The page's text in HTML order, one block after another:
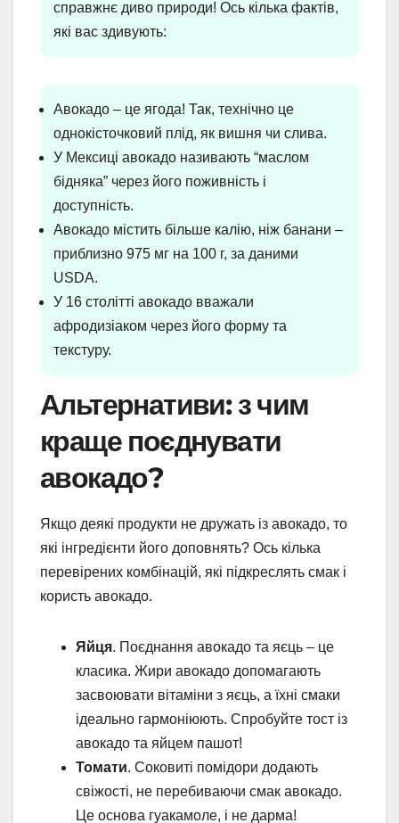
справжнє диво природи! Ось кілька фактів,
які вас здивують:
Авокадо – це ягода! Так, технічно це
однокісточковий плід, як вишня чи слива.
У Мексиці авокадо називають “маслом
бідняка” через його поживність і
доступність.
Авокадо містить більше калію, ніж банани –
приблизно 975 мг на 100 г, за даними
USDA.
У 16 столітті авокадо вважали
афродизіаком через його форму та
текстуру.
Альтернативи: з чим
краще поєднувати
авокадо?
Якщо деякі продукти не дружать із авокадо, то
які інгредієнти його доповнять? Ось кілька
перевірених комбінацій, які підкреслять смак і
користь авокадо.
Яйця. Поєднання авокадо та яєць – це
класика. Жири авокадо допомагають
засвоювати вітаміни з яєць, а їхні смаки
ідеально гармоніюють. Спробуйте тост із
авокадо та яйцем пашот!
Томати. Соковиті помідори додають
свіжості, не перебиваючи смак авокадо.
Це основа гуакамоле, і не дарма!